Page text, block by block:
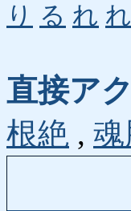
り る れ れ
直接ア
根絶 , 魂